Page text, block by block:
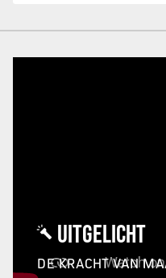
UITGELICHT
DE KRACHT VAN